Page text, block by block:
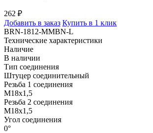
262 ₽
Добавить в заказ Купить в 1 клик
BRN-1812-MMBN-L
Технические характеристики
Наличие
В наличии
Тип соединения
Штуцер соединительный
Резьба 1 соединения
M18x1,5
Резьба 2 соединения
M18x1,5
Угол соединения
0°